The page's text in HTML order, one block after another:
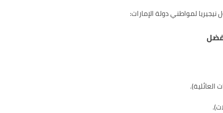
لمواطني دولة الإمارات:
العائلية).